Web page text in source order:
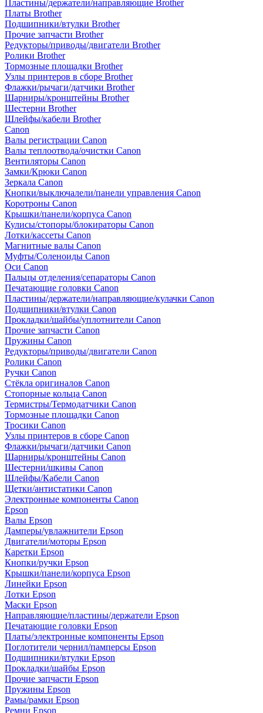
Пластины/держатели/направляющие Brother
Платы Brother
Подшипники/втулки Brother
Прочие запчасти Brother
Редукторы/приводы/двигатели Brother
Ролики Brother
Тормозные площадки Brother
Узлы принтеров в сборе Brother
Флажки/рычаги/датчики Brother
Шарниры/кронштейны Brother
Шестерни Brother
Шлейфы/кабели Brother
Canon
Валы регистрации Canon
Валы теплоотвода/очистки Canon
Вентиляторы Canon
Замки/Крюки Canon
Зеркала Canon
Кнопки/выключалели/панели управления Canon
Коротроны Canon
Крышки/панели/корпуса Canon
Кулисы/стопоры/блокираторы Canon
Лотки/кассеты Canon
Магнитные валы Canon
Муфты/Соленоиды Canon
Оси Canon
Пальцы отделения/сепараторы Canon
Печатающие головки Canon
Пластины/держатели/направляющие/кулачки Canon
Подшипники/втулки Canon
Прокладки/шайбы/уплотнители Canon
Прочие запчасти Canon
Пружины Canon
Редукторы/приводы/двигатели Canon
Ролики Canon
Ручки Canon
Стёкла оригиналов Canon
Стопорные кольца Canon
Термистры/Термодатчики Canon
Тормозные площадки Canon
Тросики Canon
Узлы принтеров в сборе Canon
Флажки/рычаги/датчики Canon
Шарниры/кронштейны Canon
Шестерни/шкивы Canon
Шлейфы/Кабели Canon
Щетки/антистатики Canon
Электронные компоненты Canon
Epson
Валы Epson
Дамперы/увлажнители Epson
Двигатели/моторы Epson
Каретки Epson
Кнопки/ручки Epson
Крышки/панели/корпуса Epson
Линейки Epson
Лотки Epson
Маски Epson
Направляющие/пластины/держатели Epson
Печатающие головки Epson
Платы/электронные компоненты Epson
Поглотители чернил/памперсы Epson
Подшипники/втулки Epson
Прокладки/шайбы Epson
Прочие запчасти Epson
Пружины Epson
Рамы/рамки Epson
Ремни Epson